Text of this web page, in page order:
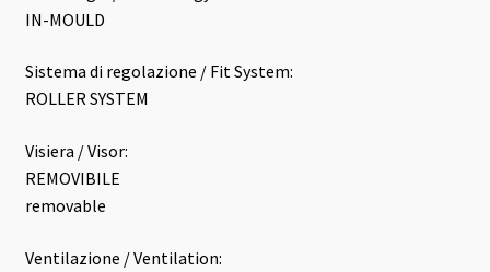
IN-MOULD
Sistema di regolazione / Fit System:
ROLLER SYSTEM
Visiera / Visor:
REMOVIBILE
removable
Ventilazione / Ventilation: